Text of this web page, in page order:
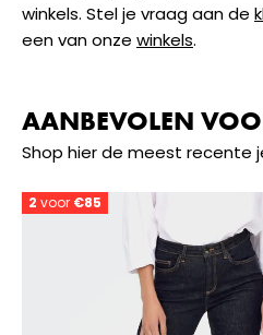
winkels. Stel je vraag aan de
een van onze winkels.
AANBEVOLEN
Shop hier de meest recente
2 voor €85